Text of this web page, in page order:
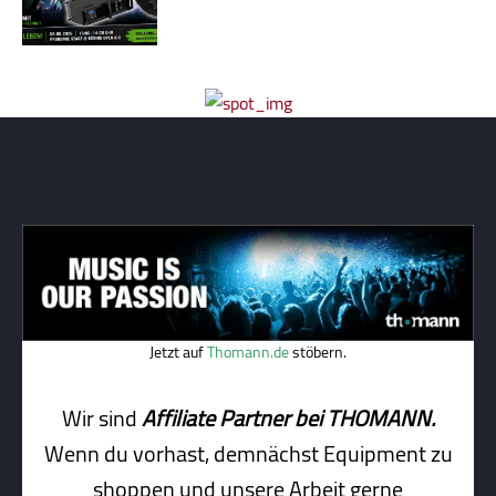
Jetzt aufThomann.destöbern.
Wir sindAffiliate Partner bei THOMANN.
Wenn du vorhast, demnächst Equipment zu